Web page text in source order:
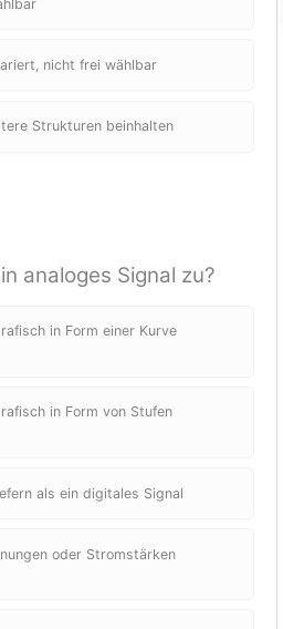
nicht frei wählbar
Strukturen beinhalten
analoges Signal zu?
in Form einer Kurve
in Form von Stufen
als ein digitales Signal
oder Stromstärken